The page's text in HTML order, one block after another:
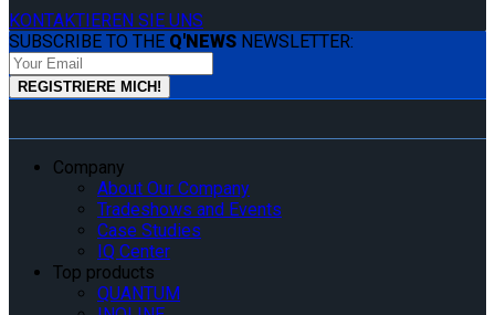
KONTAKTIEREN SIE UNS
SUBSCRIBE TO THE Q'NEWS NEWSLETTER:
Company
About Our Company
Tradeshows and Events
Case Studies
IQ Center
Top products
QUANTUM